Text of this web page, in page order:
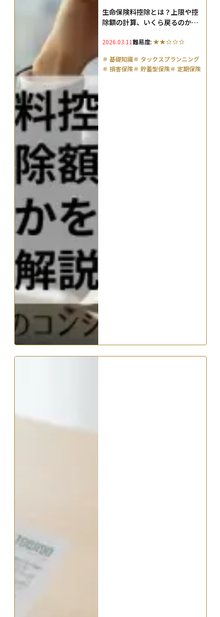
生命保険料控除とは？上限や控
除額の計算、いくら戻るのかを
2026.03.11難易度:
＃ 基礎知識＃ タックスプランニング
＃ 損害保険＃ 貯蓄型保険＃ 定期保険